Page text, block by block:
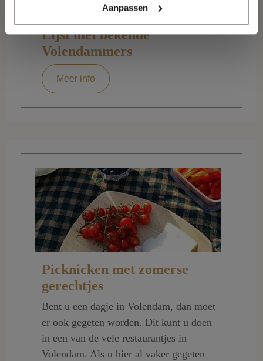
Aanpassen
Lijst met bekende
Volendammers
Meer info
Picknicken met zomerse
gerechtjes
Bent u een dagje in Volendam, dan moet
er ook gegeten worden. Dit kunt u doen
in een van de vele restaurantjes in
Volendam. Als u hier al vaker gegeten